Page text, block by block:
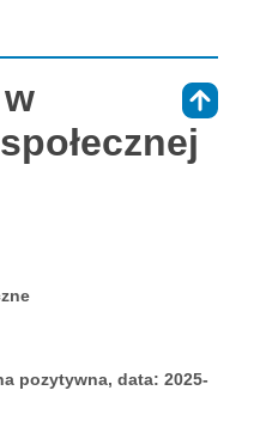
pozytywna, data: 2025-